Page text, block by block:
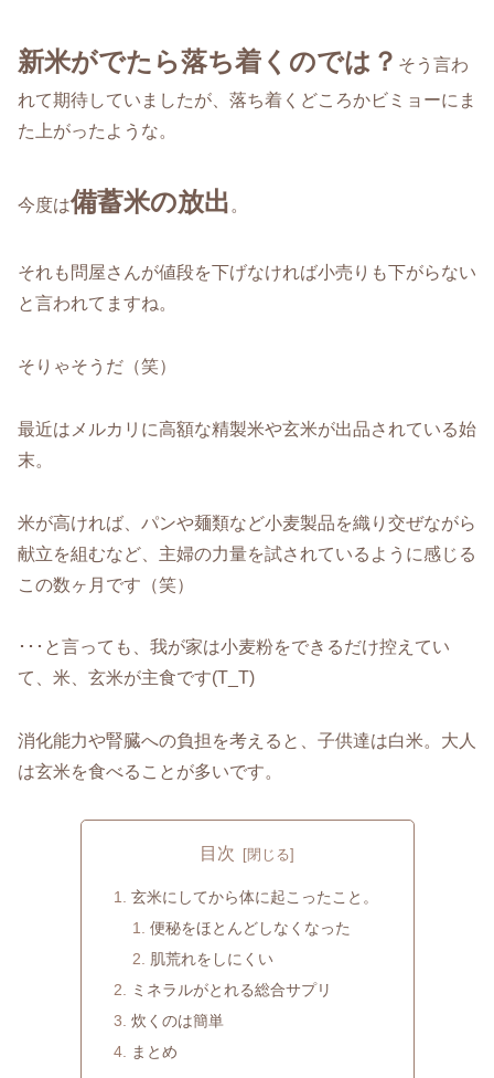
新米がでたら落ち着くのでは？ そう言わ
れて期待していましたが、落ち着くどころかビミョーにま
た上がったような。
今度は備蓄米の放出 。
それも問屋さんが値段を下げなければ小売りも下がらない
と言われてますね。
そりゃそうだ（笑）
最近はメルカリに高額な精製米や玄米が出品されている始
末。
米が高ければ、パンや麺類など小麦製品を織り交ぜながら
献立を組むなど、主婦の力量を試されているように感じる
この数ヶ月です（笑）
･･･と言っても、我が家は小麦粉をできるだけ控えてい
て、米、玄米が主食です(T_T)
消化能力や腎臓への負担を考えると、子供達は白米。大人
は玄米を食べることが多いです。
目次
玄米にしてから体に起こったこと。
便秘をほとんどしなくなった
肌荒れをしにくい
ミネラルがとれる総合サプリ
炊くのは簡単
まとめ